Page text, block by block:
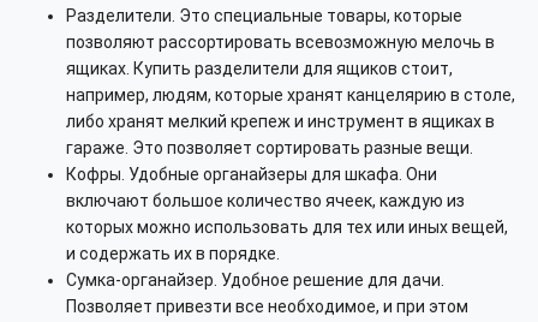
Разделители. Это специальные товары, которые
позволяют рассортировать всевозможную мелочь в
ящиках. Купить разделители для ящиков стоит,
например, людям, которые хранят канцелярию в столе,
либо хранят мелкий крепеж и инструмент в ящиках в
гараже. Это позволяет сортировать разные вещи.
Кофры. Удобные органайзеры для шкафа. Они
включают большое количество ячеек, каждую из
которых можно использовать для тех или иных вещей,
и содержать их в порядке.
Сумка-органайзер. Удобное решение для дачи.
Позволяет привезти все необходимое, и при этом